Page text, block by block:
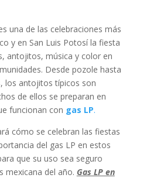
una de las celebraciones más
y en San Luis Potosí la fiesta
antojitos, música y color en
Desde pozole hasta
los antojitos típicos son
de ellos se preparan en
funcionan con gas LP.
cómo se celebran las fiestas
del gas LP en estos
que su uso sea seguro
mexicana del año. Gas LP en